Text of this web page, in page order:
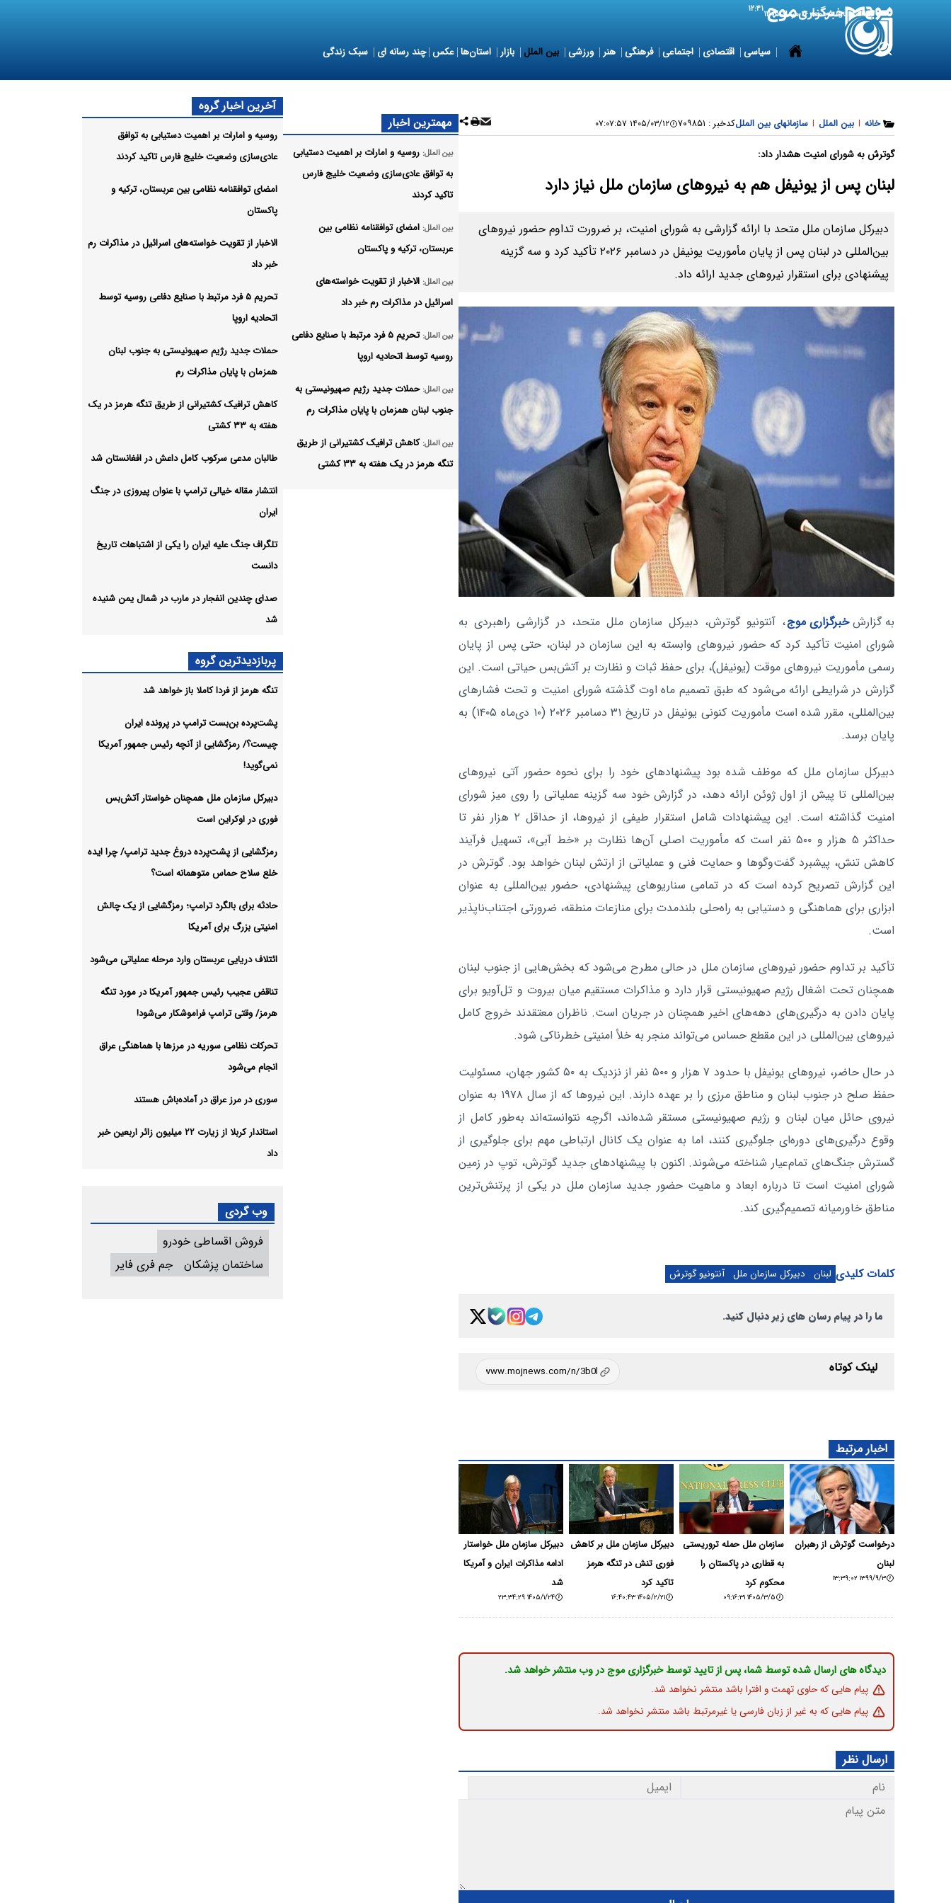
7 August 2026 جمعه ۱۶ مرداد ۱۴۰۵ ۱۲:۴۱
سیاسی اقتصادی اجتماعی فرهنگی هنر ورزشی بین الملل بازار استان‌ها عکس چند رسانه ای سبک زندگی
خانه | بین الملل | سازمانهای بین المللکدخبر : ۷۰۹۸۵۱ ۱۴۰۵/۰۳/۱۲ ۰۷:۰۷:۵۷
گوترش به شورای امنیت هشدار داد:
لبنان پس از یونیفل هم به نیروهای سازمان ملل نیاز دارد
دبیرکل سازمان ملل متحد با ارائه گزارشی به شورای امنیت، بر ضرورت تداوم حضور نیروهای
بین‌المللی در لبنان پس از پایان مأموریت یونیفل در دسامبر ۲۰۲۶ تأکید کرد و سه گزینه
پیشنهادی برای استقرار نیروهای جدید ارائه داد.
به گزارشخبرگزاری موج، آنتونیو گوترش، دبیرکل سازمان ملل متحد، در گزارشی راهبردی به
شورای امنیت تأکید کرد که حضور نیروهای وابسته به این سازمان در لبنان، حتی پس از پایان
رسمی مأموریت نیروهای موقت (یونیفل)، برای حفظ ثبات و نظارت بر آتش‌بس حیاتی است. این
گزارش در شرایطی ارائه می‌شود که طبق تصمیم ماه اوت گذشته شورای امنیت و تحت فشارهای
بین‌المللی، مقرر شده است مأموریت کنونی یونیفل در تاریخ ۳۱ دسامبر ۲۰۲۶ (۱۰ دی‌ماه ۱۴۰۵) به
پایان برسد.
دبیرکل سازمان ملل که موظف شده بود پیشنهادهای خود را برای نحوه حضور آتی نیروهای
بین‌المللی تا پیش از اول ژوئن ارائه دهد، در گزارش خود سه گزینه عملیاتی را روی میز شورای
امنیت گذاشته است. این پیشنهادات شامل استقرار طیفی از نیروها، از حداقل ۲ هزار نفر تا
حداکثر ۵ هزار و ۵۰۰ نفر است که مأموریت اصلی آن‌ها نظارت بر «خط آبی»، تسهیل فرآیند
کاهش تنش، پیشبرد گفت‌وگوها و حمایت فنی و عملیاتی از ارتش لبنان خواهد بود. گوترش در
این گزارش تصریح کرده است که در تمامی سناریوهای پیشنهادی، حضور بین‌المللی به عنوان
ابزاری برای هماهنگی و دستیابی به راه‌حلی بلندمدت برای منازعات منطقه، ضرورتی اجتناب‌ناپذیر
است.
تأکید بر تداوم حضور نیروهای سازمان ملل در حالی مطرح می‌شود که بخش‌هایی از جنوب لبنان
همچنان تحت اشغال رژیم صهیونیستی قرار دارد و مذاکرات مستقیم میان بیروت و تل‌آویو برای
پایان دادن به درگیری‌های دهه‌های اخیر همچنان در جریان است. ناظران معتقدند خروج کامل
نیروهای بین‌المللی در این مقطع حساس می‌تواند منجر به خلأ امنیتی خطرناکی شود.
در حال حاضر، نیروهای یونیفل با حدود ۷ هزار و ۵۰۰ نفر از نزدیک به ۵۰ کشور جهان، مسئولیت
حفظ صلح در جنوب لبنان و مناطق مرزی را بر عهده دارند. این نیروها که از سال ۱۹۷۸ به عنوان
نیروی حائل میان لبنان و رژیم صهیونیستی مستقر شده‌اند، اگرچه نتوانسته‌اند به‌طور کامل از
وقوع درگیری‌های دوره‌ای جلوگیری کنند، اما به عنوان یک کانال ارتباطی مهم برای جلوگیری از
گسترش جنگ‌های تمام‌عیار شناخته می‌شوند. اکنون با پیشنهادهای جدید گوترش، توپ در زمین
شورای امنیت است تا درباره ابعاد و ماهیت حضور جدید سازمان ملل در یکی از پرتنش‌ترین
مناطق خاورمیانه تصمیم‌گیری کند.
کلمات کلیدی لبنان دبیرکل سازمان ملل آنتونیو گوترش
ما را در پیام رسان های زیر دنبال کنید.
لینک کوتاه
اخبار مرتبط
درخواست گوترش از رهبران
لبنان
۱۳۹۹/۹/۳ ۱۳:۳۹:۰۲
سازمان ملل حمله تروریستی
به قطاری در پاکستان را
محکوم کرد
۱۴۰۵/۳/۵ ۰۹:۱۶:۳۱
دبیرکل سازمان ملل بر کاهش
فوری تنش در تنگه هرمز
تاکید کرد
۱۴۰۵/۲/۲۱ ۱۶:۴۰:۴۳
دبیرکل سازمان ملل خواستار
ادامه مذاکرات ایران و آمریکا
شد
۱۴۰۵/۱/۲۴ ۲۳:۳۴:۲۹
دیدگاه های ارسال شده توسط شما، پس از تایید توسط خبرگزاری موج در وب منتشر خواهد شد.
پیام هایی که حاوی تهمت و افترا باشد منتشر نخواهد شد.
پیام هایی که به غیر از زبان فارسی یا غیرمرتبط باشد منتشر نخواهد شد.
ارسال نظر
مهمترین اخبار
بین الملل: روسیه و امارات بر اهمیت دستیابی
به توافق عادی‌سازی وضعیت خلیج‌ فارس
تاکید کردند
بین الملل: امضای توافقنامه نظامی بین
عربستان، ترکیه و پاکستان
بین الملل: الاخبار از تقویت خواسته‌های
اسرائیل در مذاکرات رم خبر داد
بین الملل:
تحریم ۵ فرد مرتبط با صنایع دفاعی
روسیه توسط اتحادیه اروپا
بین الملل: حملات جدید رژیم صهیونیستی به
جنوب لبنان همزمان با پایان مذاکرات رم
بین الملل: کاهش ترافیک کشتیرانی از طریق
تنگه هرمز در یک هفته به ۳۳ کشتی
آخرین اخبار گروه
روسیه و امارات بر اهمیت دستیابی به توافق
عادی‌سازی وضعیت خلیج‌ فارس تاکید کردند
امضای توافقنامه نظامی بین عربستان، ترکیه و
پاکستان
الاخبار از تقویت خواسته‌های اسرائیل در مذاکرات رم
خبر داد
تحریم ۵ فرد مرتبط با صنایع دفاعی روسیه توسط
اتحادیه اروپا
حملات جدید رژیم صهیونیستی به جنوب لبنان
همزمان با پایان مذاکرات رم
کاهش ترافیک کشتیرانی از طریق تنگه هرمز در یک
هفته به ۳۳ کشتی
طالبان مدعی سرکوب کامل داعش در افغانستان شد
انتشار مقاله خیالی ترامپ با عنوان پیروزی در جنگ
ایران
تلگراف جنگ علیه ایران را یکی از اشتباهات تاریخ
دانست
صدای چندین انفجار در مارب در شمال یمن شنیده
شد
پربازدیدترین گروه
تنگه هرمز از فردا کاملا باز خواهد شد
پشت‌پرده بن‌بست ترامپ در پرونده ایران
چیست؟/ رمزگشایی از آنچه رئیس جمهور آمریکا
نمی‌گوید!
دبیرکل سازمان ملل همچنان خواستار آتش‌بس
فوری در اوکراین است
رمزگشایی از پشت‌پرده دروغ جدید ترامپ/ چرا ایده
خلع سلاح حماس متوهمانه است؟
حادثه برای بالگرد ترامپ؛ رمزگشایی از یک چالش
امنیتی بزرگ برای آمریکا
ائتلاف دریایی عربستان وارد مرحله عملیاتی می‌شود
تناقض عجیب رئیس جمهور آمریکا در مورد تنگه
هرمز/ وقتی ترامپ فراموشکار می‌شود!
تحرکات نظامی سوریه در مرزها با هماهنگی عراق
انجام می‌شود
سوری در مرز عراق در آماده‌باش هستند
استاندار کربلا از زیارت ۲۲ میلیون زائر اربعین خبر
داد
وب گردی
فروش اقساطی خودرو
ساختمان پزشکان
جم فری فایر